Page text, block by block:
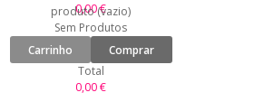
0,00 €
produto (vazio)
Sem Produtos
Carrinho
Comprar
Total
0,00 €